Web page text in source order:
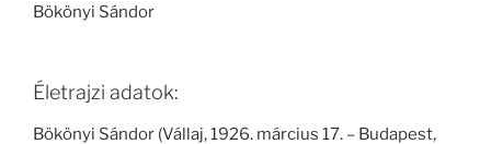
Bökönyi Sándor
Életrajzi adatok:
Bökönyi Sándor (Vállaj, 1926. március 17. – Budapest,